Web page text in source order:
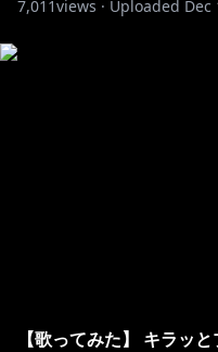
7,011views · Uploaded Dec
【歌ってみた】 キラッ